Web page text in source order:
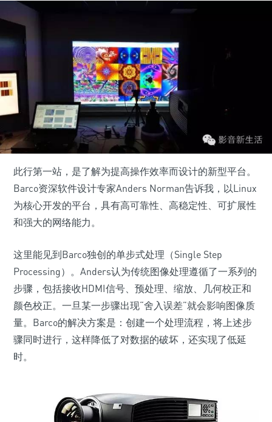
此行第一站，是了解为提高操作效率而设计的新型平台。
Barco资深软件设计专家Anders Norman告诉我，以Linux
为核心开发的平台，具有高可靠性、高稳定性、可扩展性
和强大的网络能力。
这里能见到Barco独创的单步式处理（Single Step
Processing）。Anders认为传统图像处理遵循了一系列的
步骤，包括接收HDMI信号、预处理、缩放、几何校正和
颜色校正。一旦某一步骤出现“舍入误差”就会影响图像质
量。Barco的解决方案是：创建一个处理流程，将上述步
骤同时进行，这样降低了对数据的破坏，还实现了低延
时。